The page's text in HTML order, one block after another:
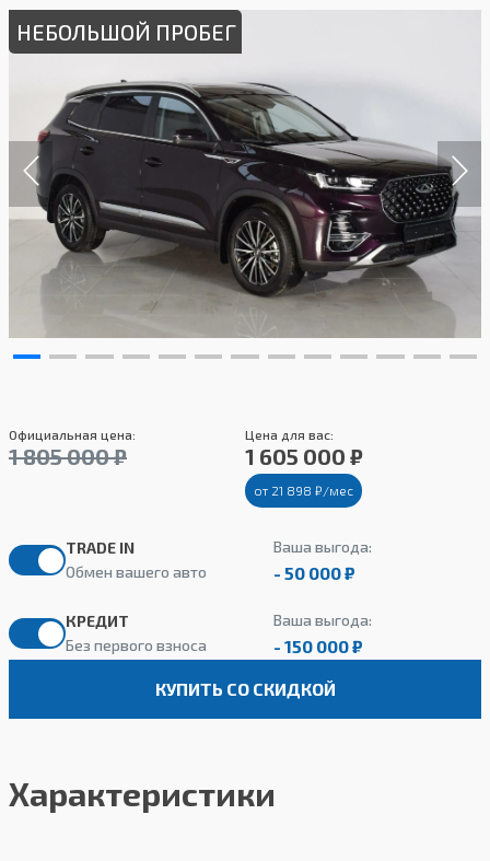
НЕБОЛЬШОЙ ПРОБЕГ
Официальная цена:
1 805 000 ₽
Цена для вас:
1 605 000 ₽
от 21 898 ₽/мес
TRADE IN
Обмен вашего авто
Ваша выгода:
- 50 000 ₽
КРЕДИТ
Без первого взноса
Ваша выгода:
- 150 000 ₽
КУПИТЬ СО СКИДКОЙ
Характеристики